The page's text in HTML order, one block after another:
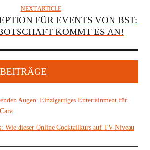
NEXT ARTICLE
FÜR EVENTS VON BST:
KOMMT ES AN!
Augen: Einzigartiges Entertainment für
Wie dieser Online Cocktailkurs auf TV-Niveau